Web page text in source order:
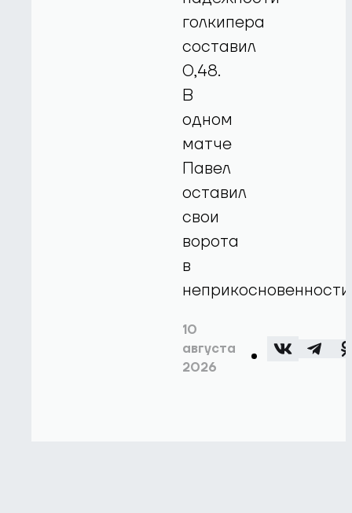
голкипера
составил
0,48.
В
одном
матче
Павел
оставил
свои
ворота
в
10
августа
2026